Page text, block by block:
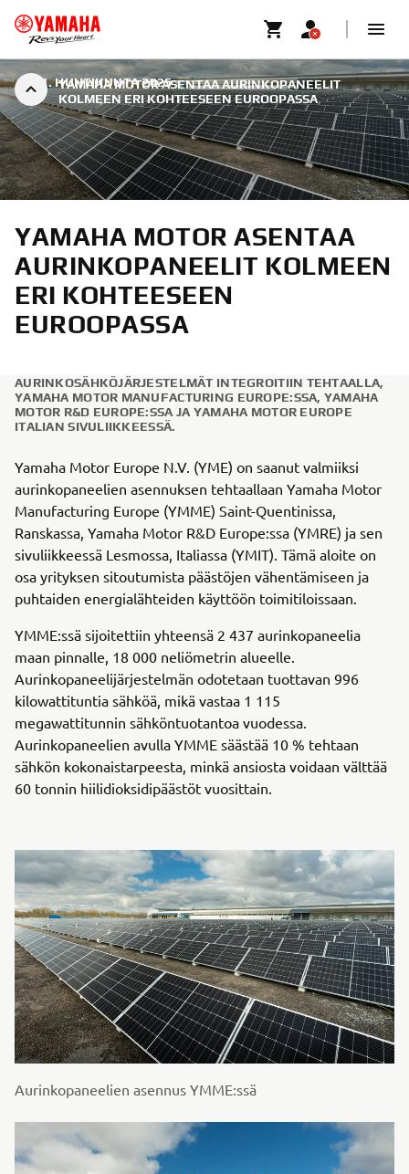
YAMAHA MOTOR ASENTAA AURINKOPANEELIT
KOLMEEN ERI KOHTEESEEN EUROOPASSA
21. HUHTIKUUTA 2025
YAMAHA MOTOR ASENTAA
AURINKOPANEELIT KOLMEEN
ERI KOHTEESEEN
EUROOPASSA
AURINKOSÄHKÖJÄRJESTELMÄT INTEGROITIIN TEHTAALLA,
YAMAHA MOTOR MANUFACTURING EUROPE:SSA, YAMAHA
MOTOR R&D EUROPE:SSA JA YAMAHA MOTOR EUROPE
ITALIAN SIVULIIKKEESSÄ.
Yamaha Motor Europe N.V. (YME) on saanut valmiiksi
aurinkopaneelien asennuksen tehtaallaan Yamaha Motor
Manufacturing Europe (YMME) Saint-Quentinissa,
Ranskassa, Yamaha Motor R&D Europe:ssa (YMRE) ja sen
sivuliikkeessä Lesmossa, Italiassa (YMIT). Tämä aloite on
osa yrityksen sitoutumista päästöjen vähentämiseen ja
puhtaiden energialähteiden käyttöön toimitiloissaan.
YMME:ssä sijoitettiin yhteensä 2 437 aurinkopaneelia
maan pinnalle, 18 000 neliömetrin alueelle.
Aurinkopaneelijärjestelmän odotetaan tuottavan 996
kilowattituntia sähköä, mikä vastaa 1 115
megawattitunnin sähköntuotantoa vuodessa.
Aurinkopaneelien avulla YMME säästää 10 % tehtaan
sähkön kokonaistarpeesta, minkä ansiosta voidaan välttää
60 tonnin hiilidioksidipäästöt vuosittain.
Aurinkopaneelien asennus YMME:ssä